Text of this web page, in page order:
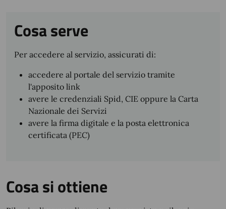
Cosa serve
Per accedere al servizio, assicurati di:
accedere al portale del servizio tramite
l'apposito link
avere le credenziali Spid, CIE oppure la Carta
Nazionale dei Servizi
avere la firma digitale e la posta elettronica
certificata (PEC)
Cosa si ottiene